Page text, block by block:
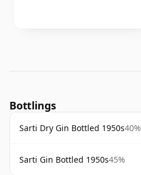
Bottlings
Sarti Dry Gin Bottled 1950s40%
Sarti Gin Bottled 1950s45%